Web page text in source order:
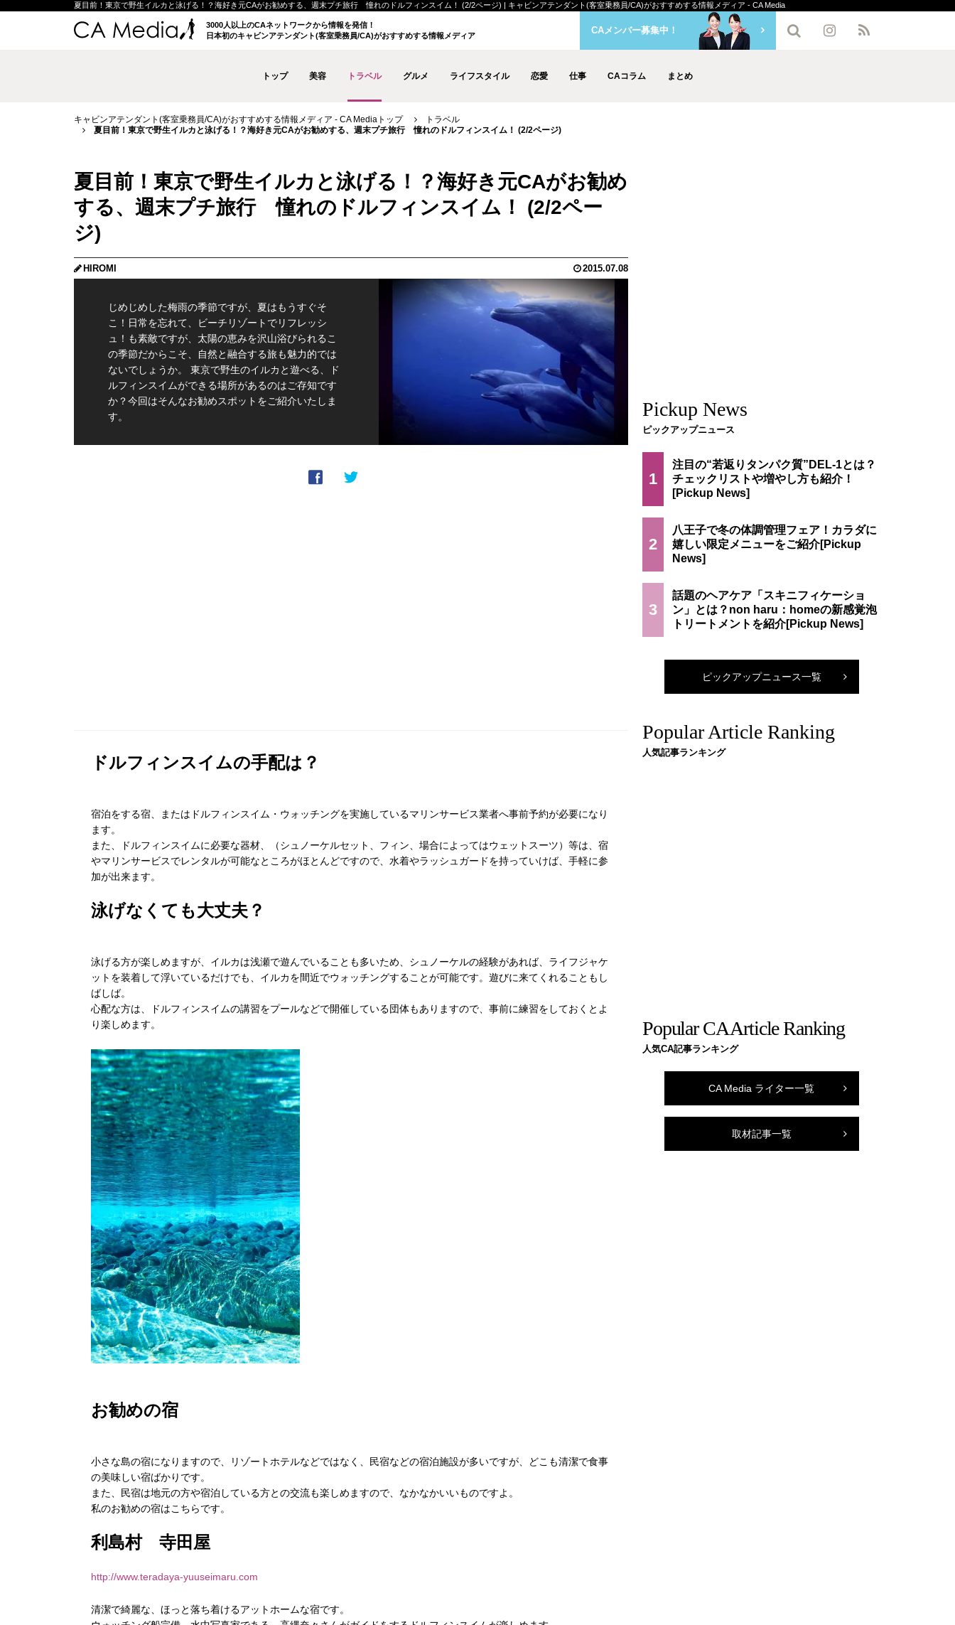
夏目前！東京で野生イルカと泳げる！？海好き元CAがお勧めする、週末プチ旅行 憧れのドルフィンスイム！ (2/2ページ) | キャビンアテンダント(客室乗務員/CA)がおすすめする情報メディア - CA Media
3000人以上のCAネットワークから情報を発信！
日本初のキャビンアテンダント(客室乗務員/CA)がおすすめする情報メディア
トップ 美容 トラベル グルメ ライフスタイル 恋愛 仕事 CAコラム まとめ
CAメンバー募集中！
キャビンアテンダント(客室乗務員/CA)がおすすめする情報メディア - CA Mediaトップ
トラベル
夏目前！東京で野生イルカと泳げる！？海好き元CAがお勧めする、週末プチ旅行 憧れのドルフィンスイム！ (2/2ページ)
夏目前！東京で野生イルカと泳げる！？海好き元CAがお勧め
する、週末プチ旅行 憧れのドルフィンスイム！ (2/2ペー
ジ)
HIROMI 2015.07.08
じめじめした梅雨の季節ですが、夏はもうすぐそ
こ！日常を忘れて、ビーチリゾートでリフレッシ
ュ！も素敵ですが、太陽の恵みを沢山浴びられるこ
の季節だからこそ、自然と融合する旅も魅力的では
ないでしょうか。 東京で野生のイルカと遊べる、ド
ルフィンスイムができる場所があるのはご存知です
か？今回はそんなお勧めスポットをご紹介いたしま
す。
ドルフィンスイムの手配は？
宿泊をする宿、またはドルフィンスイム・ウォッチングを実施しているマリンサービス業者へ事前予約が必要になり
ます。
また、ドルフィンスイムに必要な器材、（シュノーケルセット、フィン、場合によってはウェットスーツ）等は、宿
やマリンサービスでレンタルが可能なところがほとんどですので、水着やラッシュガードを持っていけば、手軽に参
加が出来ます。
泳げなくても大丈夫？
泳げる方が楽しめますが、イルカは浅瀬で遊んでいることも多いため、シュノーケルの経験があれば、ライフジャケ
ットを装着して浮いているだけでも、イルカを間近でウォッチングすることが可能です。遊びに来てくれることもし
ばしば。
心配な方は、ドルフィンスイムの講習をプールなどで開催している団体もありますので、事前に練習をしておくとよ
り楽しめます。
お勧めの宿
小さな島の宿になりますので、リゾートホテルなどではなく、民宿などの宿泊施設が多いですが、どこも清潔で食事
の美味しい宿ばかりです。
また、民宿は地元の方や宿泊している方との交流も楽しめますので、なかなかいいものですよ。
私のお勧めの宿はこちらです。
利島村 寺田屋
http://www.teradaya-yuuseimaru.com
清潔で綺麗な、ほっと落ち着けるアットホームな宿です。
Pickup News
ピックアップニュース
1
注目の“若返りタンパク質”DEL-1とは？
チェックリストや増やし方も紹介！
2
八王子で冬の体調管理フェア！カラダに
嬉しい限定メニューをご紹介
3
話題のヘアケア「スキニフィケーショ
ン」とは？non haru：homeの新感覚泡
トリートメントを紹介
ピックアップニュース一覧
Popular Article Ranking
人気記事ランキング
Popular CA Article Ranking
人気CA記事ランキング
CA Media ライター一覧
取材記事一覧